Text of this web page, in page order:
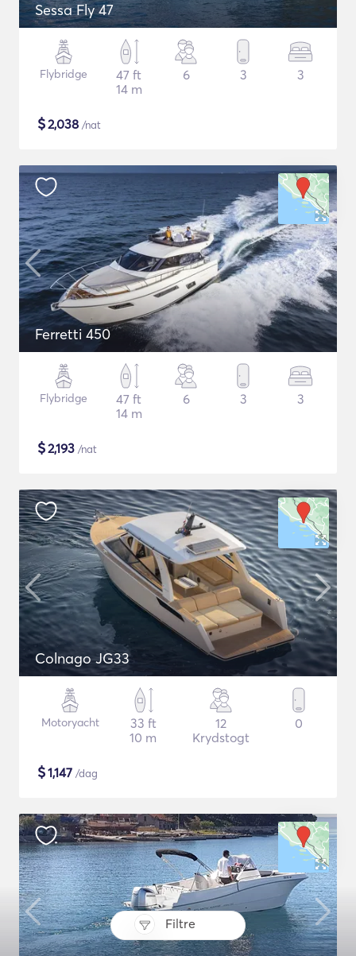
Filtre
Sessa Fly 47
Flybridge
47 ft
14 m
6 3 3
$2,038 /nat
Ferretti 450
Flybridge
47 ft
14 m
6 3 3
$2,193 /nat
Colnago JG33
Motoryacht
33 ft
10 m
12
Krydstogt
0
$1,147 /dag